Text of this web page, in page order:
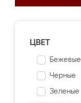
ЦВЕТ
Бежевые
Черные
Зеленые